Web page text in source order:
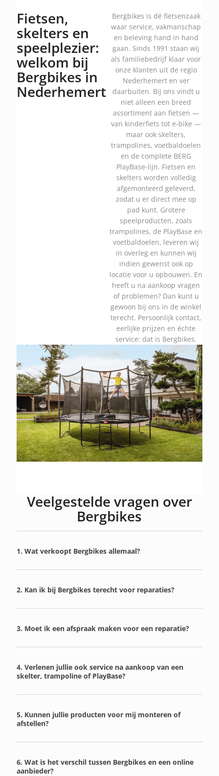
Fietsen,
skelters en
speelplezier:
welkom bij
Bergbikes in
Nederhemert
Bergbikes is dé fietsenzaak
waar service, vakmanschap
en beleving hand in hand
gaan. Sinds 1991 staan wij
als familiebedrijf klaar voor
onze klanten uit de regio
Nederhemert en ver
daarbuiten. Bij ons vindt u
niet alleen een breed
assortiment aan fietsen —
van kinderfiets tot e-bike —
maar ook skelters,
trampolines, voetbaldoelen
en de complete BERG
PlayBase-lijn. Fietsen en
skelters worden volledig
afgemonteerd geleverd,
zodat u er direct mee op
pad kunt. Grotere
speelproducten, zoals
trampolines, de PlayBase en
voetbaldoelen, leveren wij
in overleg en kunnen wij
indien gewenst ook op
locatie voor u opbouwen. En
heeft u na aankoop vragen
of problemen? Dan kunt u
gewoon bij ons in de winkel
terecht. Persoonlijk contact,
eerlijke prijzen en échte
service: dat is Bergbikes.
Veelgestelde vragen over
Bergbikes
1. Wat verkoopt Bergbikes allemaal?
2. Kan ik bij Bergbikes terecht voor reparaties?
3. Moet ik een afspraak maken voor een reparatie?
4. Verlenen jullie ook service na aankoop van een
skelter, trampoline of PlayBase?
5. Kunnen jullie producten voor mij monteren of
afstellen?
6. Wat is het verschil tussen Bergbikes en een online
aanbieder?